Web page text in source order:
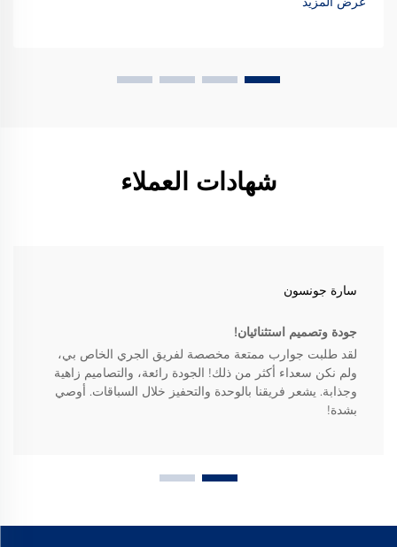
شهادات العملاء
سارة جونسون
جودة وتصميم استثنائيان!
لقد طلبت جوارب ممتعة مخصصة لفريق الجري الخاص بي،
ولم نكن سعداء أكثر من ذلك! الجودة رائعة، والتصاميم زاهية
وجذابة. يشعر فريقنا بالوحدة والتحفيز خلال السباقات. أوصي
بشدة!